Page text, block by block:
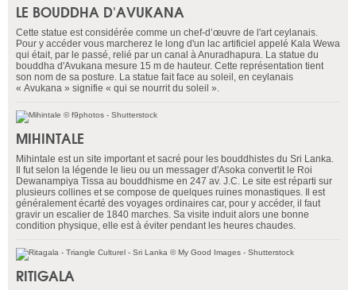
LE BOUDDHA D'AVUKANA
Cette statue est considérée comme un chef-d’œuvre de l'art ceylanais.
Pour y accéder vous marcherez le long d'un lac artificiel appelé Kala Wewa
qui était, par le passé, relié par un canal à Anuradhapura. La statue du
bouddha d'Avukana mesure 15 m de hauteur. Cette représentation tient
son nom de sa posture. La statue fait face au soleil, en ceylanais
« Avukana » signifie « qui se nourrit du soleil ».
MIHINTALE
Mihintale est un site important et sacré pour les bouddhistes du Sri Lanka.
Il fut selon la légende le lieu ou un messager d'Asoka convertit le Roi
Dewanampiya Tissa au bouddhisme en 247 av. J.C. Le site est réparti sur
plusieurs collines et se compose de quelques ruines monastiques. Il est
généralement écarté des voyages ordinaires car, pour y accéder, il faut
gravir un escalier de 1840 marches. Sa visite induit alors une bonne
condition physique, elle est à éviter pendant les heures chaudes.
RITIGALA